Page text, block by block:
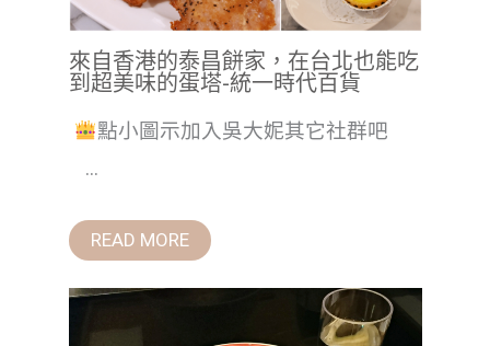
來自香港的泰昌餅家，在台北也能吃
到超美味的蛋塔-統一時代百貨
點小圖示加入吳大妮其它社群吧
...
READ MORE